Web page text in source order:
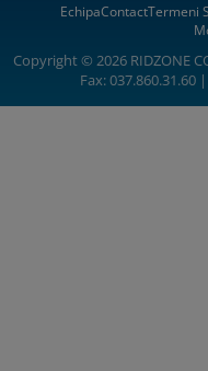
EchipaContactTermeni
Copyright © 2026 RIDZONE
Fax: 037.860.31.60